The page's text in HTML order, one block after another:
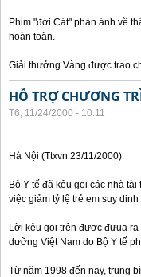
Phim "đời Cát" phản ánh về
hoàn toàn.
Giải thưởng Vàng được trao
HỖ TRỢ CHƯƠNG
T6, 11/24/2000 - 10:11
Hà Nội (Ttxvn 23/11/2000)
Bộ Y tế đã kêu gọi các nhà
việc giảm tỷ lệ trẻ em suy
Lời kêu gọi trên được đưua
dưỡng Việt Nam do Bộ Y tế
Từ năm 1998 đến nay, trung